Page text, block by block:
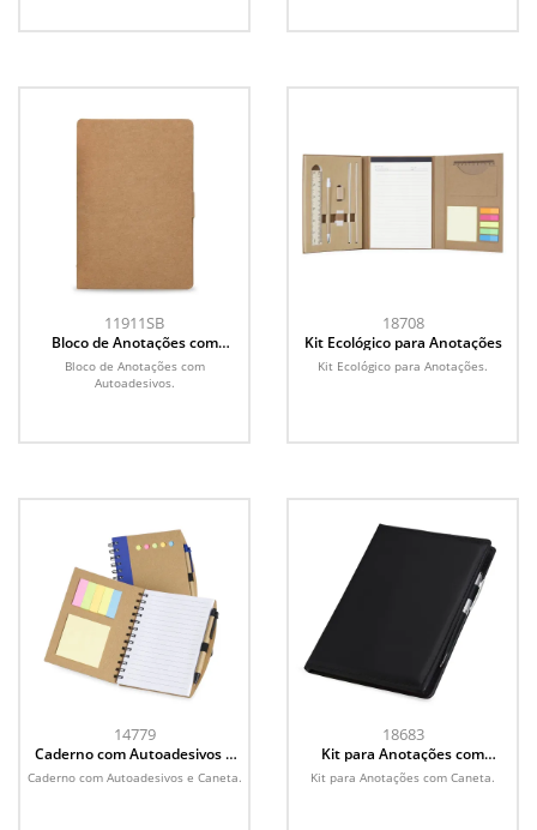
11911SB
Bloco de Anotações com
Autoadesivos
Bloco de Anotações com
Autoadesivos.
18708
Kit Ecológico para Anotações
Kit Ecológico para Anotações.
14779
Caderno com Autoadesivos e
Caneta
Caderno com Autoadesivos e Caneta.
18683
Kit para Anotações com
Caneta
Kit para Anotações com Caneta.